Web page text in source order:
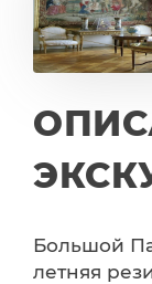
Большой
летняя